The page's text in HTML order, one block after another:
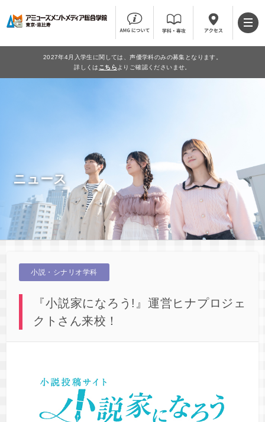
2027年4月入学生に関しては、声優学科のみの募集となります。
詳しくは こちら よりご確認くださいませ。
ニュース
小説・シナリオ学科
『小説家になろう!』運営ヒナプロジェ
クトさん来校！